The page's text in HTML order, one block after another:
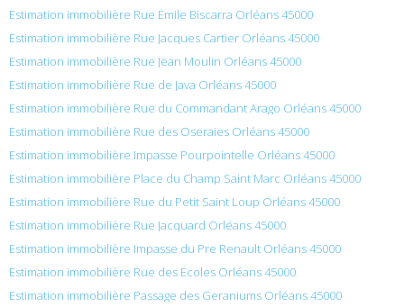
Estimation immobilière Rue Émile Biscarra Orléans 45000
Estimation immobilière Rue Jacques Cartier Orléans 45000
Estimation immobilière Rue Jean Moulin Orléans 45000
Estimation immobilière Rue de Java Orléans 45000
Estimation immobilière Rue du Commandant Arago Orléans 45000
Estimation immobilière Rue des Oseraies Orléans 45000
Estimation immobilière Impasse Pourpointelle Orléans 45000
Estimation immobilière Place du Champ Saint Marc Orléans 45000
Estimation immobilière Rue du Petit Saint Loup Orléans 45000
Estimation immobilière Rue Jacquard Orléans 45000
Estimation immobilière Impasse du Pre Renault Orléans 45000
Estimation immobilière Rue des Écoles Orléans 45000
Estimation immobilière Passage des Geraniums Orléans 45000